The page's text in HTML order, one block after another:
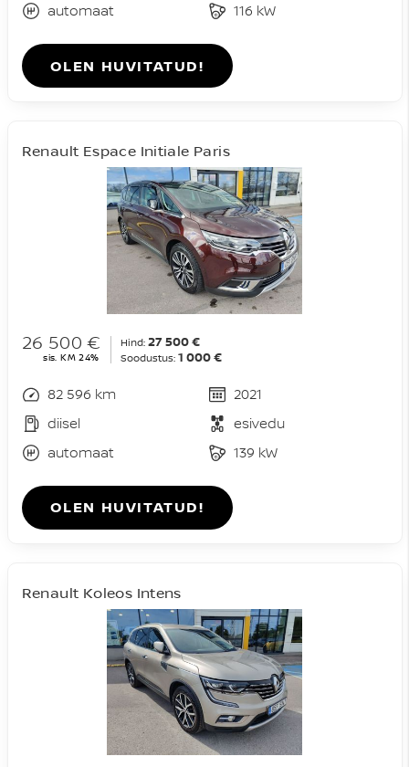
automaat
116 kW
OLEN HUVITATUD!
Renault Espace Initiale Paris
26 500 €
sis. KM 24%
Hind: 27 500 €
Soodustus: 1 000 €
82 596 km
2021
diisel
esivedu
automaat
139 kW
OLEN HUVITATUD!
Renault Koleos Intens